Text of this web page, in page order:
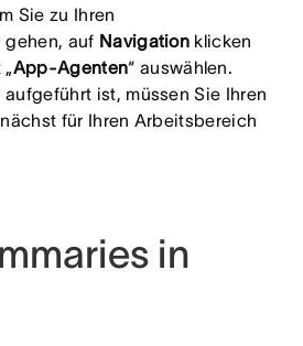
Sie zu Ihren
gehen, auf Navigation klicken
App-Agenten“ auswählen.
ist, müssen Sie Ihren
für Ihren Arbeitsbereich
in